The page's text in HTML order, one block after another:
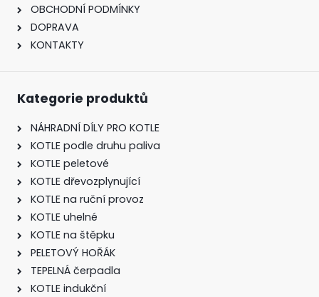
OBCHODNÍ PODMÍNKY
DOPRAVA
KONTAKTY
Kategorie produktů
NÁHRADNÍ DÍLY PRO KOTLE
KOTLE podle druhu paliva
KOTLE peletové
KOTLE dřevozplynující
KOTLE na ruční provoz
KOTLE uhelné
KOTLE na štěpku
PELETOVÝ HOŘÁK
TEPELNÁ čerpadla
KOTLE indukční